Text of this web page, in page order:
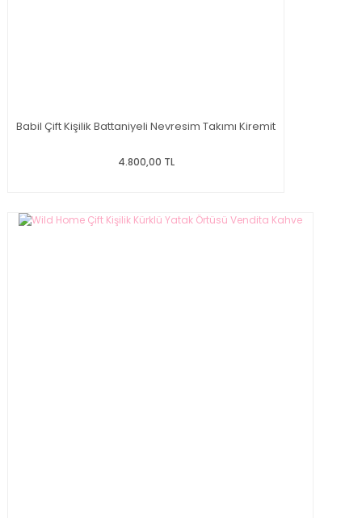
Babil Çift Kişilik Battaniyeli Nevresim Takımı Kiremit
4.800,00 TL